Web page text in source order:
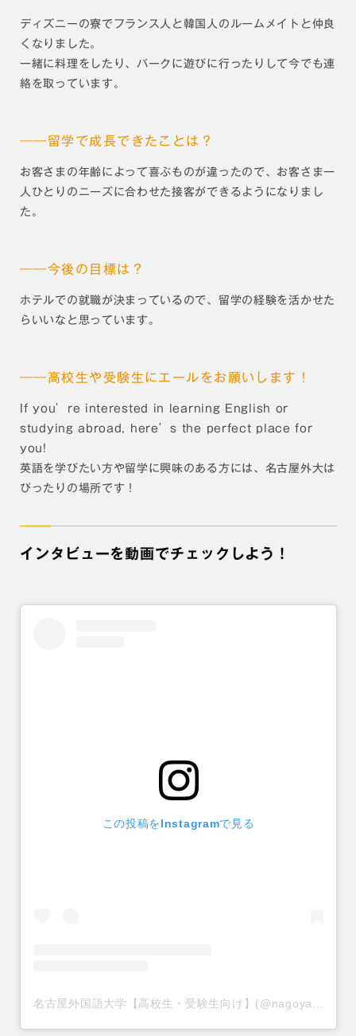
ディズニーの寮でフランス人と韓国人のルームメイトと仲良
くなりました。
一緒に料理をしたり、パークに遊びに行ったりして今でも連
絡を取っています。
――留学で成長できたことは？
お客さまの年齢によって喜ぶものが違ったので、お客さま一
人ひとりのニーズに合わせた接客ができるようになりまし
た。
――今後の目標は？
ホテルでの就職が決まっているので、留学の経験を活かせた
らいいなと思っています。
――高校生や受験生にエールをお願いします！
If you’re interested in learning English or
studying abroad, here’s the perfect place for
you!
英語を学びたい方や留学に興味のある方には、名古屋外大は
ぴったりの場所です！
インタビューを動画でチェックしよう！
この投稿をInstagramで見る